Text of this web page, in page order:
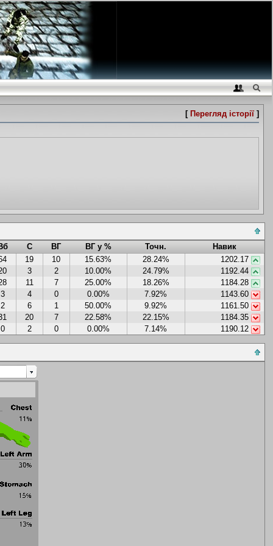
[ Перегляд історії ]
С ВГ ВГ у % Точн.
Навик
19 10 15.63% 28.24%
1202.17
3 2 10.00% 24.79%
1192.44
11 7 25.00% 18.26%
1184.28
3
4 0 0.00% 7.92%
1143.60
2
6 1 50.00% 9.92%
1161.50
20 7 22.58% 22.15%
1184.35
0
2 0 0.00% 7.14% 1190.12